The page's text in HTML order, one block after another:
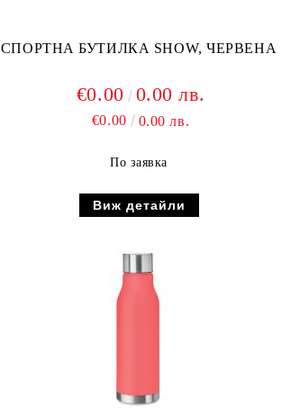
СПОРТНА БУТИЛКА SHOW, ЧЕРВЕНА
€0.00 0.00 лв.
€0.00 0.00 лв.
По заявка
Виж детайли